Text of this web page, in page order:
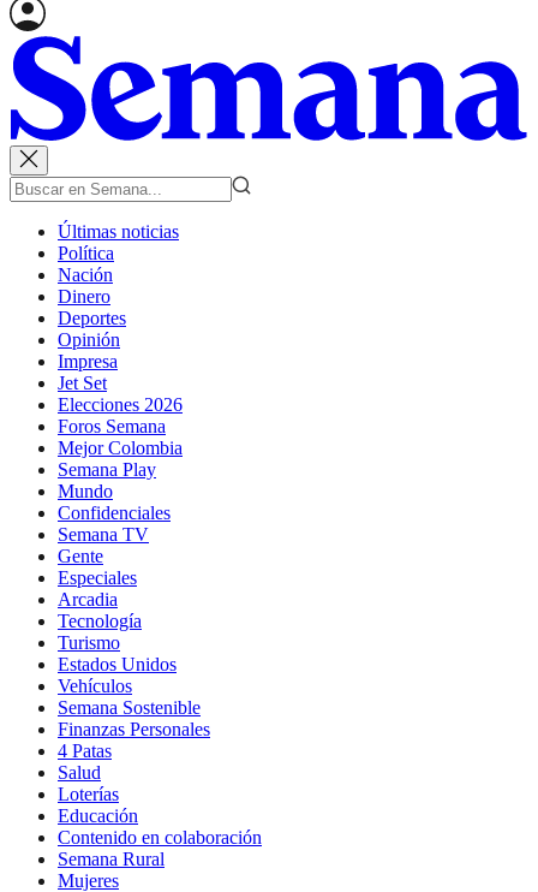
Últimas noticias
Política
Nación
Dinero
Deportes
Opinión
Impresa
Jet Set
Elecciones 2026
Foros Semana
Mejor Colombia
Semana Play
Mundo
Confidenciales
Semana TV
Gente
Especiales
Arcadia
Tecnología
Turismo
Estados Unidos
Vehículos
Semana Sostenible
Finanzas Personales
4 Patas
Salud
Loterías
Educación
Contenido en colaboración
Semana Rural
Mujeres